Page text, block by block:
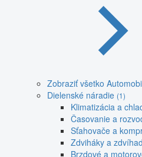
Zobraziť všetko
Dielenské náradie (1)
Klimatizácia a
Časovanie a
Sťahovače a
Zdviháky a
Brzdové a